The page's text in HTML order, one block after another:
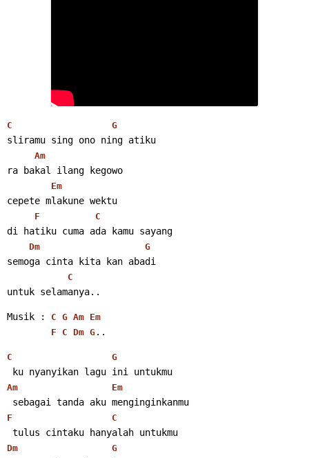
C G
sliramu sing ono ning atiku
Am
ra bakal ilang kegowo
Em
cepete mlakune wektu
F C
di hatiku cuma ada kamu sayang
Dm G
semoga cinta kita kan abadi
C
untuk selamanya..
Musik : C G Am Em
F
C Dm G ..
C G
ku nyanyikan lagu ini untukmu
Am Em
sebagai tanda aku menginginkanmu
F C
tulus cintaku hanyalah untukmu
Dm G